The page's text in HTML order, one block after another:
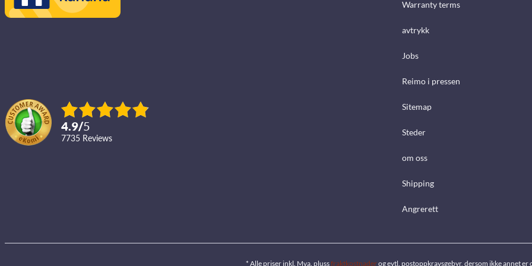
4.9/5
7735 reviews
Warranty terms
avtrykk
Jobs
Reimo i pressen
Sitemap
Steder
om oss
Shipping
Angrerett
* Alle priser inkl. Mva. plussfraktkostnaderog evtl. postoppkravsgebyr, dersom ikke annet er